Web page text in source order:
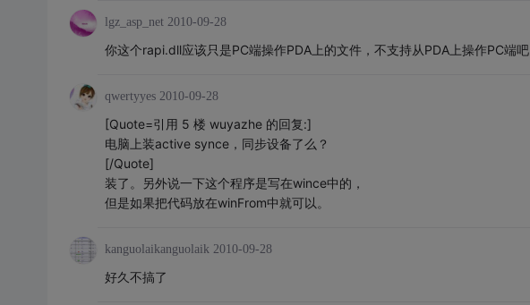
lgz_asp_net 2010-09-28
你这个rapi.dll应该只是PC端操作PDA上的文件，不支持从PDA上操作PC端吧
qwertyyes 2010-09-28
[Quote=引用 5 楼 wuyazhe 的回复:]
电脑上装active synce，同步设备了么？
[/Quote]
装了。另外说一下这个程序是写在wince中的，
但是如果把代码放在winFrom中就可以。
kanguolaikanguolaik 2010-09-28
好久不搞了